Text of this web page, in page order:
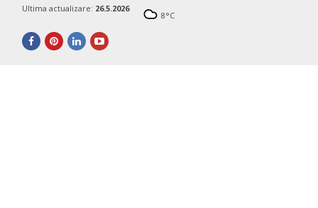
Ultima actualizare: 26.5.2026
8°C